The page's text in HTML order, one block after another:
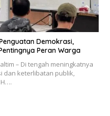
Demokrasi,
Peran Warga
– Di tengah meningkatnya
dan keterlibatan publik,